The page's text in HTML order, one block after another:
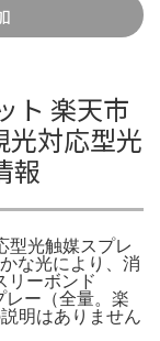
ト 楽天市
光対応型光
報
型光触媒スプレ
な光により、消
リーボンド
ー（全量。楽
明はありません